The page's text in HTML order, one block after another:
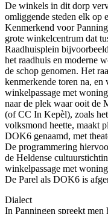
De winkels in dit dorp
omliggende steden elk op
Kenmerkend voor
grote winkelcentrum dat
Raadhuisplein
het raadhuis en moderne
de schop genomen. Het
kenmerkende toren na, en
winkelpassage met
naar de plek waar ooit de
(of CC In Kepèl), zoals
volksmond heette, maakt
DOK6 genaamd, met
De programmering
de Heldense
winkelpassage met
De Parel als DOK6 is
Dialect
In Panningen spreekt